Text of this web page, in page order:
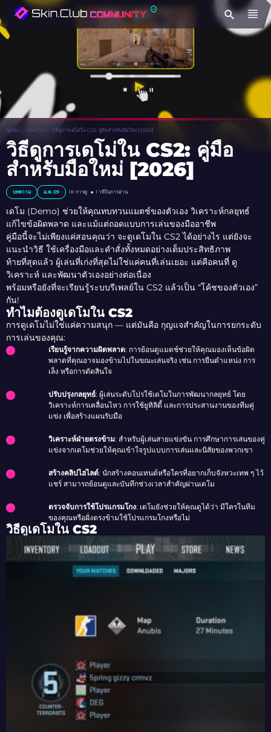
ค้
ชุมชน บทความ วิธีดูการเดโม่ใน CS2: คู่มือสำหรับมือใหม่ [2026]
วิธีดูการเดโม่ใน CS2: คู่มือ
สำหรับมือใหม่ [2026]
บทความ ม.ค. 09 1K การดู 1 าทีในการอ่าน
เดโม (Demo) ช่วยให้คุณทบทวนแมตช์ของตัวเอง วิเคราะห์กลยุทธ์
แก้ไขข้อผิดพลาด และแม้แต่ถอดแบบการเล่นของมืออาชีพ
คู่มือนี้จะไม่เพียงแค่สอนคุณว่า จะดูเดโมใน CS2 ได้อย่างไร แต่ยังจะ
แนะนำวิธี ใช้เครื่องมือและคำสั่งทั้งหมดอย่างเต็มประสิทธิภาพ
ท้ายที่สุดแล้ว ผู้เล่นที่เก่งที่สุดไม่ใช่แค่คนที่เล่นเยอะ แต่คือคนที่ ดู
วิเคราะห์ และพัฒนาตัวเองอย่างต่อเนื่อง
พร้อมหรือยังที่จะเรียนรู้ระบบรีเพลย์ใน CS2 แล้วเป็น “โค้ชของตัวเอง”
กัน!
ทำไมต้องดูเดโมใน CS2
การดูเดโมไม่ใช่แค่ความสนุก — แต่มันคือ กุญแจสำคัญในการยกระดับ
การเล่นของคุณ:
เรียนรู้จากความผิดพลาด: การย้อนดูแมตช์ช่วยให้คุณมองเห็นข้อผิด
พลาดที่คุณอาจมองข้ามไปในขณะเล่นจริง เช่น การยืนตำแหน่ง การ
เล็ง หรือการตัดสินใจ
ปรับปรุงกลยุทธ์: ผู้เล่นระดับโปรใช้เดโมในการพัฒนากลยุทธ์ โดย
วิเคราะห์การเคลื่อนไหว การใช้ยูทิลิตี้ และการประสานงานของทีมคู่
แข่ง เพื่อสร้างแผนรับมือ
วิเคราะห์ฝ่ายตรงข้าม: สำหรับผู้เล่นสายแข่งขัน การศึกษาการเล่นของคู่
แข่งจากเดโมช่วยให้คุณเข้าใจรูปแบบการเล่นและนิสัยของพวกเขา
สร้างคลิปไฮไลต์: นักสร้างคอนเทนต์หรือใครที่อยากเก็บจังหวะเทพ ๆ ไว้
แชร์ สามารถย้อนดูและบันทึกช่วงเวลาสำคัญผ่านเดโม
ตรวจจับการใช้โปรแกรมโกง: เดโมยังช่วยให้คุณดูได้ว่า มีใครในทีม
ของคุณหรือฝั่งตรงข้ามใช้โปรแกรมโกงหรือไม่
วิธีดูเดโมใน CS2